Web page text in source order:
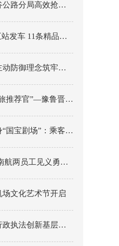
效抢通紧急送医村路
精品线路串起全域风光
念筑牢汛期安全防线
交旅融合让游客一下高速就“入戏”
客刚出车厢，就“入戏”千年
工见义勇为科学施救
场文化艺术节开启
层辖区治理“4+3” 新模式